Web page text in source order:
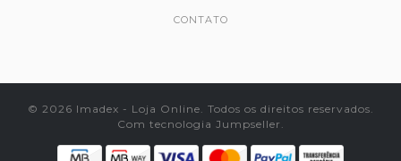
CONTATO
© 2026 Imadex - Loja Online. Todos os direitos reservados.
Com tecnologia Jumpseller